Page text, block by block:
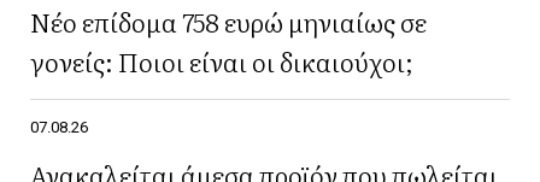
Νέο επίδομα 758 ευρώ μηνιαίως σε
γονείς: Ποιοι είναι οι δικαιούχοι;
07.08.26
Ανακαλείται άμεσα προϊόν που πωλείται